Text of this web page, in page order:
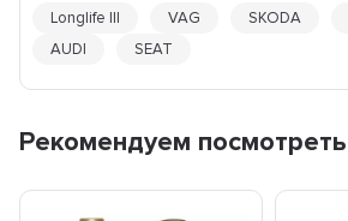
Longlife III VAG SKODA
AUDI
SEAT
Рекомендуем посмотреть